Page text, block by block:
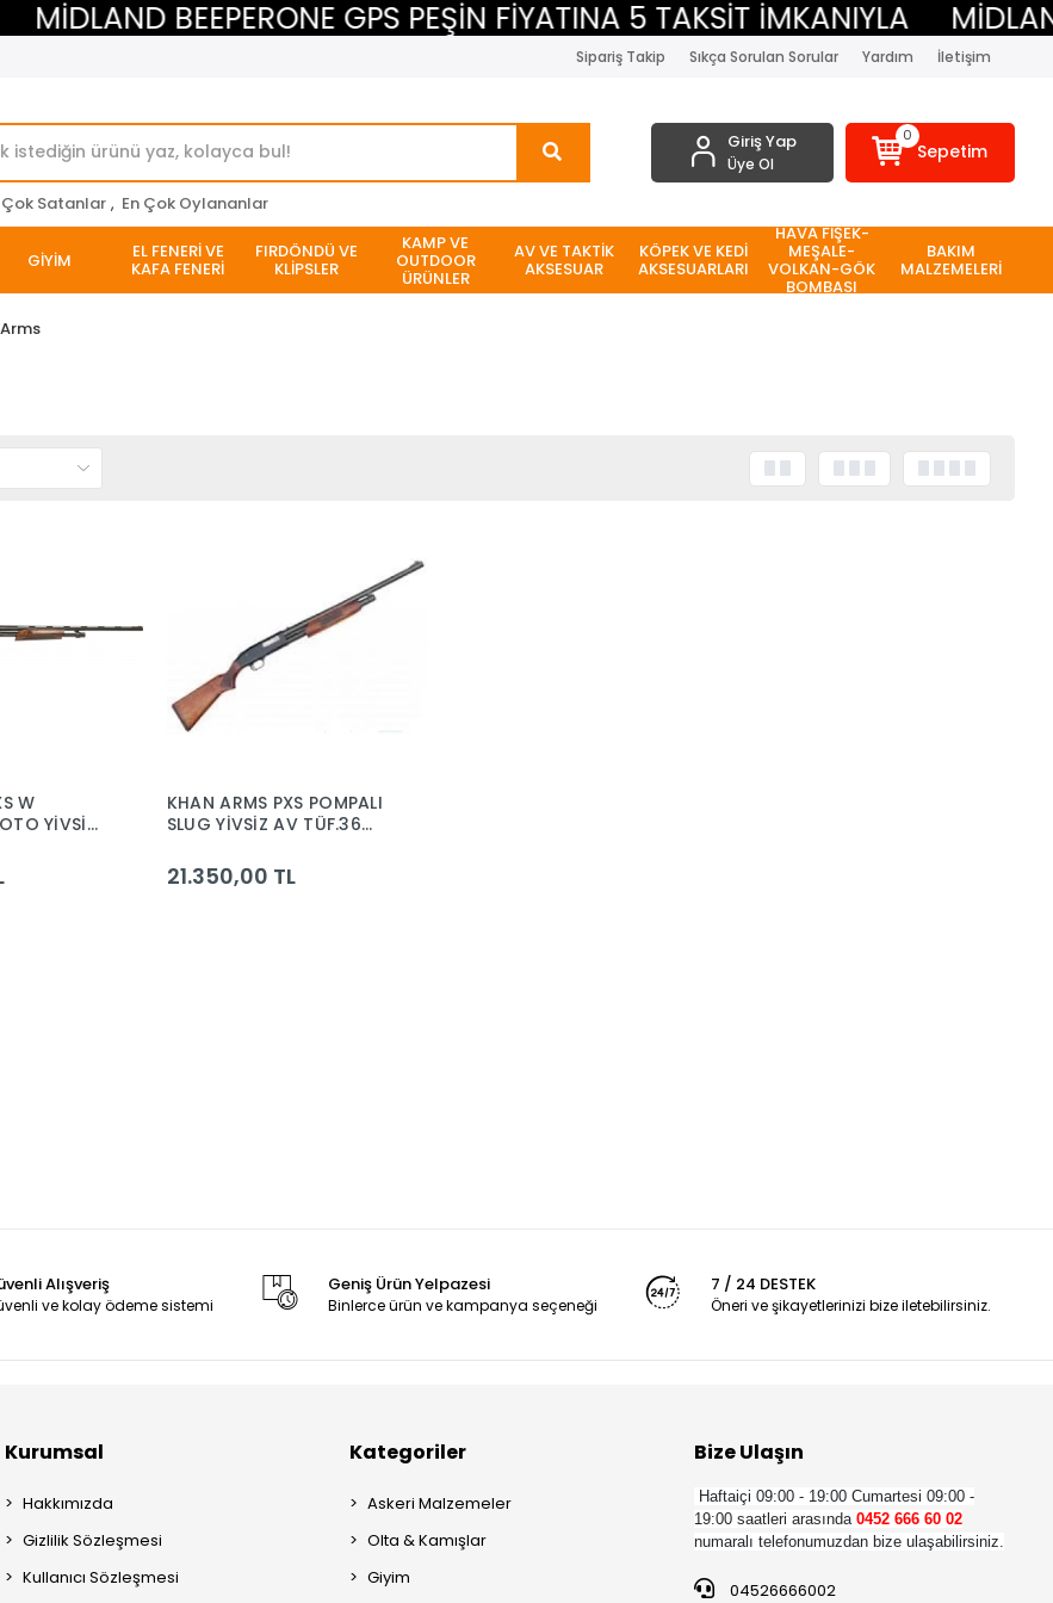
MİDLAND BEEPERONE GPS PEŞİN FİYATINA 5 TAKSİT İMKANIYLA
Sipariş Takip Sıkça Sorulan Sorular Yardım İletişim
Çok Satanlar , En Çok Oylananlar
Giriş Yap
Üye Ol
0
Sepetim
GİYİM EL FENERİ VE
KAFA FENERİ
FIRDÖNDÜ VE
KLİPSLER
KAMP VE
OUTDOOR
ÜRÜNLER
AV VE TAKTİK
AKSESUAR
KÖPEK VE KEDİ
AKSESUARLARI
HAVA FİŞEK-
MEŞALE-
VOLKAN-GÖK
BOMBASI
BAKIM
MALZEMELERİ
W
YİVSİZ
KHAN ARMS PXS POMPALI
SLUG YİVSİZ AV TÜF.36
21.350,00 TL
Alışveriş
ve kolay ödeme sistemi
Geniş Ürün Yelpazesi
Binlerce ürün ve kampanya seçeneği
7 / 24 DESTEK
Öneri ve şikayetlerinizi bize iletebilirsiniz.
Kurumsal
Hakkımızda
Gizlilik Sözleşmesi
Kullanıcı Sözleşmesi
Kategoriler
Askeri Malzemeler
Olta & Kamışlar
Giyim
Bize Ulaşın
Haftaiçi 09:00 - 19:00Cumartesi 09:00 -
19:00 saatleri arasında0452 666 60 02
numaralı telefonumuzdan bize ulaşabilirsiniz.
04526666002